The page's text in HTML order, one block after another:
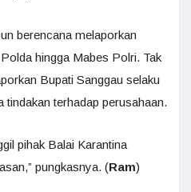
berencana melaporkan
hingga Mabes Polri. Tak
Bupati Sanggau selaku
tindakan terhadap perusahaan.
pihak Balai Karantina
pungkasnya. (Ram)